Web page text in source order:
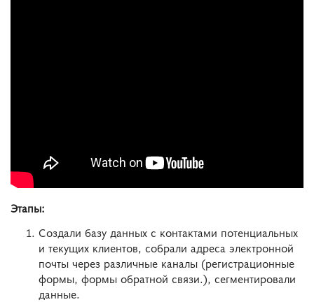
Этапы:
Создали базу данных с контактами потенциальных
и текущих клиентов, собрали адреса электронной
почты через различные каналы (регистрационные
формы, формы обратной связи.), сегментировали
данные.